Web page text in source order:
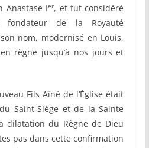
Anastase Ier, et fut considéré
fondateur de la Royauté
nom, modernisé en Louis,
règne jusqu’à nos jours et
Fils Aîné de l’Église était
Saint-Siège et de la Sainte
dilatation du Règne de Dieu
pas dans cette confirmation